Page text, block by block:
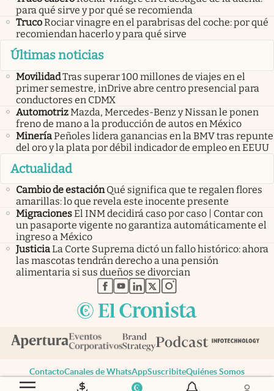
para qué sirve y por qué se recomienda
TrucoRociar vinagre en el parabrisas del coche: por qué
recomiendan hacerlo y para qué sirve
Últimas noticias
MovilidadTras superar 100 millones de viajes en el
primer semestre, inDrive abre centro presencial para
conductores en CDMX
AutomotrizMazda, Mercedes-Benz y Nissan le ponen
freno de mano a la producción de autos en México
MineríaPeñoles lidera ganancias en la BMV tras repunte
del oro y la plata por débil indicador de empleo en EEUU
Actualidad
Cambio de estación Qué significa que te regalen flores
amarillas: lo que revela este inocente presente
MigracionesEl INM decidirá caso por caso | Contar con
un pasaporte vigente no garantiza automáticamente el
ingreso a México
JusticiaLa Corte Suprema dictó un fallo histórico: ahora
las mascotas tendrán derecho a una pensión
alimentaria si sus dueños se divorcian
abre en nueva pestaña
abre en nueva pestaña
abre en nueva pestaña
abre en nueva pestaña
abre en nueva pestaña
ContactoCanales de WhatsAppSuscribiteQuiénes Somos